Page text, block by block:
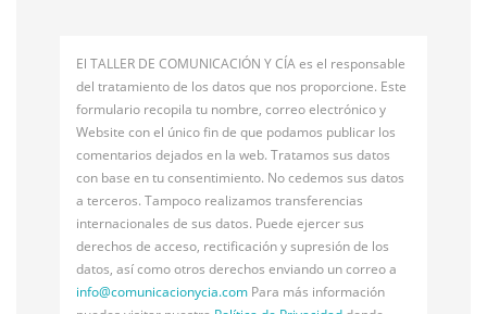
El TALLER DE COMUNICACIÓN Y CÍA es el responsable
del tratamiento de los datos que nos proporcione. Este
formulario recopila tu nombre, correo electrónico y
Website con el único fin de que podamos publicar los
comentarios dejados en la web. Tratamos sus datos
con base en tu consentimiento. No cedemos sus datos
a terceros. Tampoco realizamos transferencias
internacionales de sus datos. Puede ejercer sus
derechos de acceso, rectificación y supresión de los
datos, así como otros derechos enviando un correo a
info@comunicacionycia.com Para más información